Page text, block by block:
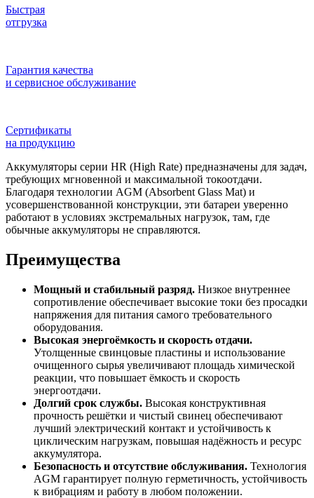
Быстрая
отгрузка
Гарантия качества
и сервисное обслуживание
Сертификаты
на продукцию
Аккумуляторы серии HR (High Rate) предназначены для задач,
требующих мгновенной и максимальной токоотдачи.
Благодаря технологии AGM (Absorbent Glass Mat) и
усовершенствованной конструкции, эти батареи уверенно
работают в условиях экстремальных нагрузок, там, где
обычные аккумуляторы не справляются.
Преимущества
Мощный и стабильный разряд. Низкое внутреннее
сопротивление обеспечивает высокие токи без просадки
напряжения для питания самого требовательного
оборудования.
Высокая энергоёмкость и скорость отдачи.
Утолщенные свинцовые пластины и использование
очищенного сырья увеличивают площадь химической
реакции, что повышает ёмкость и скорость
энергоотдачи.
Долгий срок службы. Высокая конструктивная
прочность решётки и чистый свинец обеспечивают
лучший электрический контакт и устойчивость к
циклическим нагрузкам, повышая надёжность и ресурс
аккумулятора.
Безопасность и отсутствие обслуживания. Технология
AGM гарантирует полную герметичность, устойчивость
к вибрациям и работу в любом положении.